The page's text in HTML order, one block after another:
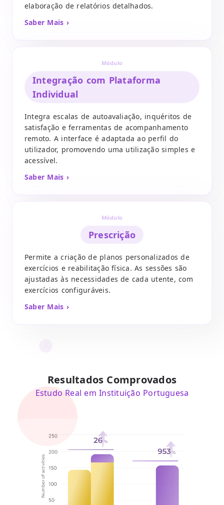
elaboração de relatórios detalhados.
Saber Mais ›
Módulo
Integração com Plataforma
Individual
Integra escalas de autoavaliação, inquéritos de
satisfação e ferramentas de acompanhamento
remoto. A interface é adaptada ao perfil do
utilizador, promovendo uma utilização simples e
acessível.
Saber Mais ›
Módulo
Prescrição
Permite a criação de planos personalizados de
exercícios e reabilitação física. As sessões são
ajustadas às necessidades de cada utente, com
exercícios configuráveis.
Saber Mais ›
Resultados Comprovados
Estudo Real em Instituição Portuguesa